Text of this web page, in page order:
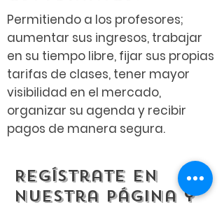
Permitiendo a los profesores;
aumentar sus ingresos, trabajar
en su tiempo libre, fijar sus propias
tarifas de clases, tener mayor
visibilidad en el mercado,
organizar su agenda y recibir
pagos de manera segura.
Regístrate en
nuestra página y